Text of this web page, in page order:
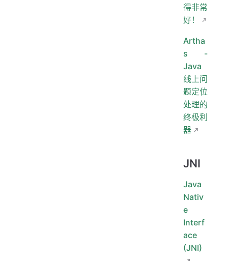
得非常
好！
Artha
s -
Java
线上问
题定位
处理的
终极利
器
JNI
Java
Nativ
e
Interf
ace
(JNI)